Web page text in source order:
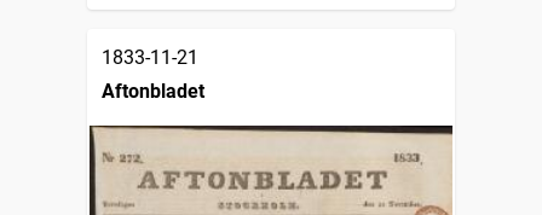
1833-11-21
Aftonbladet